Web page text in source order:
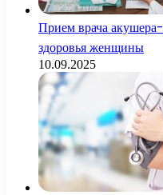
Прием врача
здоровья женщины
10.09.2025